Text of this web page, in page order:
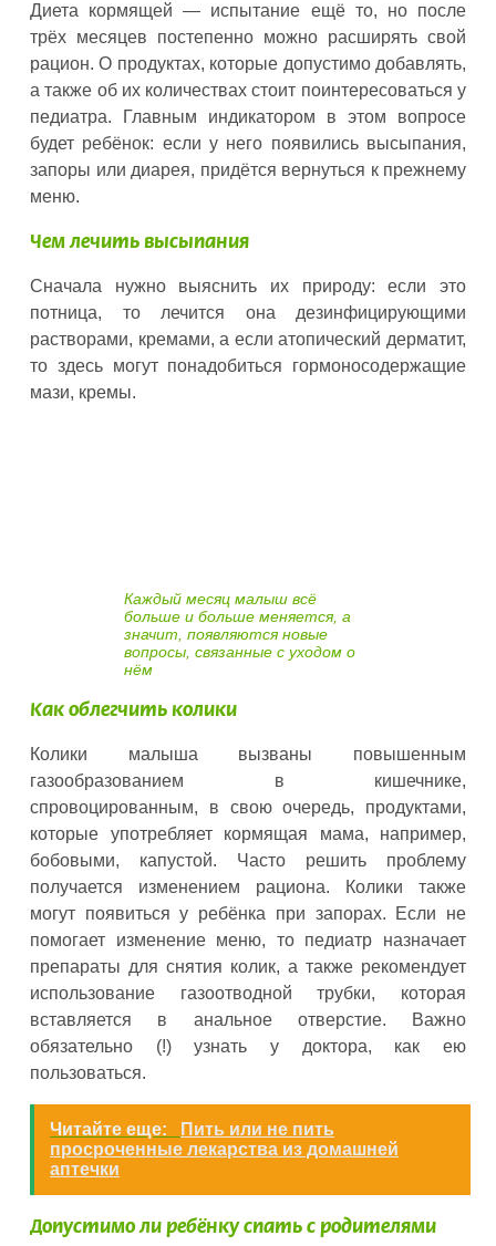
Диета кормящей — испытание ещё то, но после
трёх месяцев постепенно можно расширять свой
рацион. О продуктах, которые допустимо добавлять,
а также об их количествах стоит поинтересоваться у
педиатра. Главным индикатором в этом вопросе
будет ребёнок: если у него появились высыпания,
запоры или диарея, придётся вернуться к прежнему
меню.
Чем лечить высыпания
Сначала нужно выяснить их природу: если это
потница, то лечится она дезинфицирующими
растворами, кремами, а если атопический дерматит,
то здесь могут понадобиться гормоносодержащие
мази, кремы.
Каждый месяц малыш всё
больше и больше меняется, а
значит, появляются новые
вопросы, связанные с уходом о
нём
Как облегчить колики
Колики малыша вызваны повышенным
газообразованием в кишечнике,
спровоцированным, в свою очередь, продуктами,
которые употребляет кормящая мама, например,
бобовыми, капустой. Часто решить проблему
получается изменением рациона. Колики также
могут появиться у ребёнка при запорах. Если не
помогает изменение меню, то педиатр назначает
препараты для снятия колик, а также рекомендует
использование газоотводной трубки, которая
вставляется в анальное отверстие. Важно
обязательно (!) узнать у доктора, как ею
пользоваться.
Читайте еще:
Пить или не пить
просроченные лекарства из домашней
аптечки
Допустимо ли ребёнку спать с родителями